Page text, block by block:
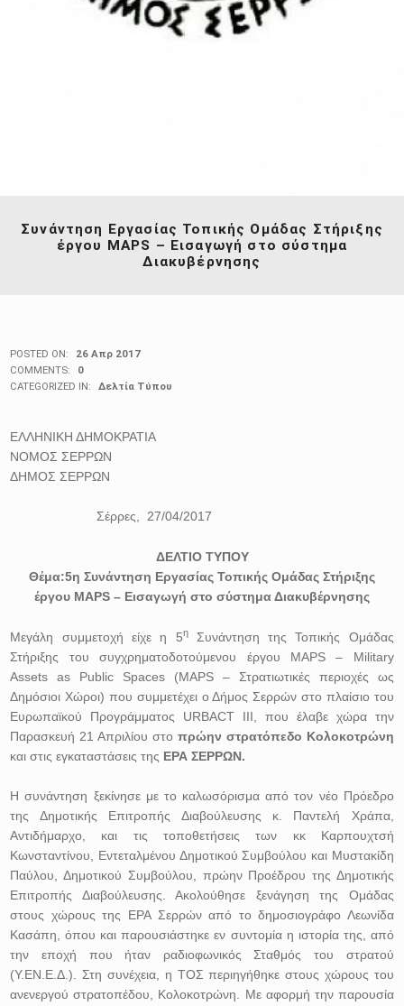
Συνάντηση Εργασίας Τοπικής Ομάδας Στήριξης
έργου MAPS – Εισαγωγή στο σύστημα
Διακυβέρνησης
POSTED ON:
26 Απρ 2017
COMMENTS:
0
CATEGORIZED IN:
Δελτία Τύπου
ΕΛΛΗΝΙΚΗ ΔΗΜΟΚΡΑΤΙΑ
ΝΟΜΟΣ ΣΕΡΡΩΝ
ΔΗΜΟΣ ΣΕΡΡΩΝ
Σέρρες, 27/04/2017
ΔΕΛΤΙΟ ΤΥΠΟΥ
Θέμα:5η Συνάντηση Εργασίας Τοπικής Ομάδας Στήριξης
έργου MAPS – Εισαγωγή στο σύστημα Διακυβέρνησης
Μεγάλη συμμετοχή είχε η 5ηΣυνάντηση της Τοπικής Ομάδας
Στήριξης του συγχρηματοδοτούμενου έργου MAPS – Military
Assets as Public Spaces (MAPS – Στρατιωτικές περιοχές ως
Δημόσιοι Χώροι) που συμμετέχει ο Δήμος Σερρών στο πλαίσιο του
Ευρωπαϊκού Προγράμματος URBACT III, που έλαβε χώρα την
Παρασκευή 21 Απριλίου στο πρώην στρατόπεδο Κολοκοτρώνη
και στις εγκαταστάσεις της ΕΡΑ ΣΕΡΡΩΝ.
Η συνάντηση ξεκίνησε με το καλωσόρισμα από τον νέο Πρόεδρο
της Δημοτικής Επιτροπής Διαβούλευσης κ. Παντελή Χράπα,
Αντιδήμαρχο, και τις τοποθετήσεις των κκ Καρπουχτσή
Κωνσταντίνου, Εντεταλμένου Δημοτικού Συμβούλου και Μυστακίδη
Παύλου, Δημοτικού Συμβούλου, πρώην Προέδρου της Δημοτικής
Επιτροπής Διαβούλευσης. Ακολούθησε ξενάγηση της Ομάδας
στους χώρους της ΕΡΑ Σερρών από το δημοσιογράφο Λεωνίδα
Κασάπη, όπου και παρουσιάστηκε εν συντομία η ιστορία της, από
την εποχή που ήταν ραδιοφωνικός Σταθμός του στρατού
(Υ.ΕΝ.Ε.Δ.). Στη συνέχεια, η ΤΟΣ περιηγήθηκε στους χώρους του
ανενεργού στρατοπέδου, Κολοκοτρώνη. Με αφορμή την παρουσία